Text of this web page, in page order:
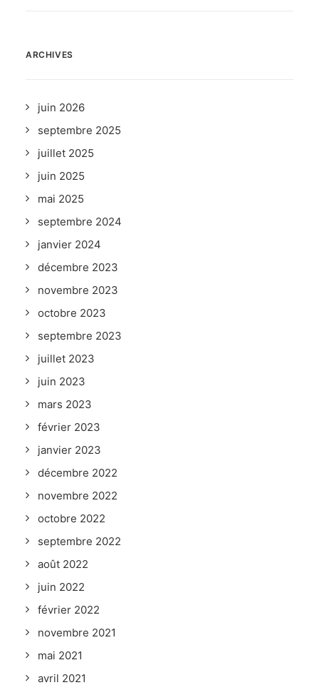
ARCHIVES
juin 2026
septembre 2025
juillet 2025
juin 2025
mai 2025
septembre 2024
janvier 2024
décembre 2023
novembre 2023
octobre 2023
septembre 2023
juillet 2023
juin 2023
mars 2023
février 2023
janvier 2023
décembre 2022
novembre 2022
octobre 2022
septembre 2022
août 2022
juin 2022
février 2022
novembre 2021
mai 2021
avril 2021